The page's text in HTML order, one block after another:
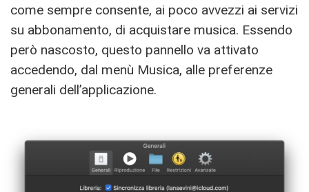
come sempre consente, ai poco avvezzi ai servizi
su abbonamento, di acquistare musica. Essendo
però nascosto, questo pannello va attivato
accedendo, dal menù Musica, alle preferenze
generali dell’applicazione.